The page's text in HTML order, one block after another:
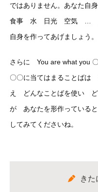
ではありません。あなた自
食事 水 日光 空気 … い
自身を作ってあげましょう。
さらに You are what you
〇〇に当てはまることばは
え どんなことばを使い
が あなたを形作っていると
してみてくださいね。
きた